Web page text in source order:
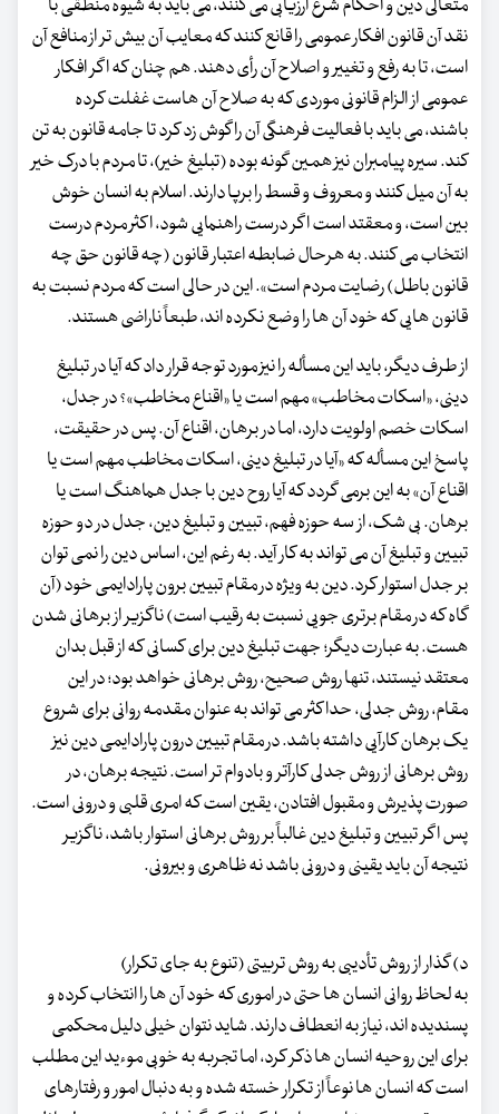
متعالی دین و احکام شرع ارزیابی می کنند، می باید به شیوه منطقی با
نقد آن قانون افکار عمومی را قانع کنند که معایب آن بیش تر از منافع آن
است، تا به رفع و تغییر و اصلاح آن رأی دهند. هم چنان که اگر افکار
عمومی از الزام قانونی موردی که به صلاح آن هاست غفلت کرده
باشند، می باید با فعالیت فرهنگی آن را گوش زد کرد تا جامه قانون به تن
کند. سیره پیامبران نیز همین گونه بوده (تبلیغ خیر)، تا مردم با درک خیر
به آن میل کنند و معروف و قسط را برپا دارند. اسلام به انسان خوش
بین است، و معقتد است اگر درست راهنمایی شود، اکثر مردم درست
انتخاب می کنند. به هرحال ضابطه اعتبار قانون (چه قانون حق چه
قانون باطل) رضایت مردم است». این در حالی است که مردم نسبت به
قانون هایی که خود آن ها را وضع نکرده اند، طبعاً ناراضی هستند.
از طرف دیگر، باید این مسأله را نیز مورد توجه قرار داد که آیا در تبلیغ
دینی، «اسکات مخاطب» مهم است یا «اقناع مخاطب»؟ در جدل،
اسکات خصم اولویت دارد، اما در برهان، اقناع آن. پس در حقیقت،
پاسخ این مسأله که «آیا در تبلیغ دینی، اسکات مخاطب مهم است یا
اقناع آن» به این برمی گردد که آیا روح دین با جدل هماهنگ است یا
برهان. بی شک، از سه حوزه فهم، تبیین و تبلیغ دین، جدل در دو حوزه
تبیین و تبلیغ آن می تواند به کار آید. به رغم این، اساس دین را نمی توان
بر جدل استوار کرد. دین به ویژه در مقام تبیین برون پارادایمی خود (آن
گاه که در مقام برتری جویی نسبت به رقیب است) ناگزیر از برهانی شدن
هست. به عبارت دیگر؛ جهت تبلیغ دین برای کسانی که از قبل بدان
معتقد نیستند، تنها روش صحیح، روش برهانی خواهد بود؛ در این
مقام، روش جدلی، حداکثر می تواند به عنوان مقدمه روانی برای شروع
یک برهان کارآیی داشته باشد. در مقام تبیین درون پارادایمی دین نیز
روش برهانی از روش جدلی کارآتر و بادوام تر است. نتیجه برهان، در
صورت پذیرش و مقبول افتادن، یقین است که امری قلبی و درونی است.
پس اگر تبیین و تبلیغ دین غالباً بر روش برهانی استوار باشد، ناگزیر
نتیجه آن باید یقینی و درونی باشد نه ظاهری و بیرونی.
د) گذار از روش تأدیبی به روش تربیتی (تنوع به جای تکرار)
به لحاظ روانی انسان ها حتی در اموری که خود آن ها را انتخاب کرده و
پسندیده اند، نیاز به انعطاف دارند. شاید نتوان خیلی دلیل محکمی
برای این روحیه انسان ها ذکر کرد، اما تجربه به خوبی موءید این مطلب
است که انسان ها نوعاً از تکرار خسته شده و به دنبال امور و رفتارهای